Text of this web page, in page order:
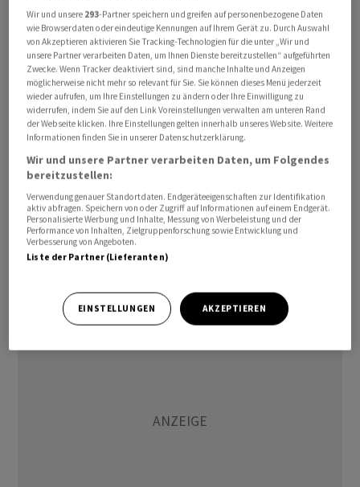
Sie tritt die Nachfolge von Magali Anderson an, die sich
entschieden habe, neue Aufgaben als Verwaltungsrätin
sowie als Unterstützerin von NGOs wahrzunehmen. Sie
habe das Unternehmen in den Bereichen
Nachhaltigkeit, Innovation, Gesundheit und Sicherheit
entscheidend vorangebracht, schreibt der
Einführung der ersten Net-Zero-Roadmap der Branche
und das Erreichen eines neuen Leistungsniveaus im
Bereich Gesundheit und Sicherheit.
Wir und unsere 293-Partner speichern und greifen auf personenbezogene Daten
wie Browserdaten oder eindeutige Kennungen auf Ihrem Gerät zu. Durch Auswahl
von Akzeptieren aktivieren Sie Tracking-Technologien für die unter „Wir und
unsere Partner verarbeiten Daten, um Ihnen Dienste bereitzustellen“ aufgeführten
Zwecke. Wenn Tracker deaktiviert sind, sind manche Inhalte und Anzeigen
möglicherweise nicht mehr so relevant für Sie. Sie können dieses Menü jederzeit
wieder aufrufen, um Ihre Einstellungen zu ändern oder Ihre Einwilligung zu
widerrufen, indem Sie auf den Link Voreinstellungen verwalten am unteren Rand
der Webseite klicken. Ihre Einstellungen gelten innerhalb unseres Website. Weitere
Informationen finden Sie in unserer Datenschutzerklärung.
Wir und unsere Partner verarbeiten Daten, um Folgendes
bereitzustellen:
Verwendung genauer Standortdaten. Endgeräteeigenschaften zur Identifikation
aktiv abfragen. Speichern von oder Zugriff auf Informationen auf einem Endgerät.
Personalisierte Werbung und Inhalte, Messung von Werbeleistung und der
Performance von Inhalten, Zielgruppenforschung sowie Entwicklung und
Verbesserung von Angeboten.
Liste der Partner (Lieferanten)
EINSTELLUNGEN AKZEPTIEREN